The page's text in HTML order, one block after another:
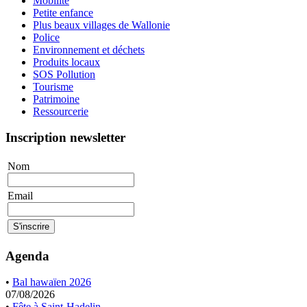
Petite enfance
Plus beaux villages de Wallonie
Police
Environnement et déchets
Produits locaux
SOS Pollution
Tourisme
Patrimoine
Ressourcerie
Inscription newsletter
Nom
Email
Agenda
• Bal hawaïen 2026
07/08/2026